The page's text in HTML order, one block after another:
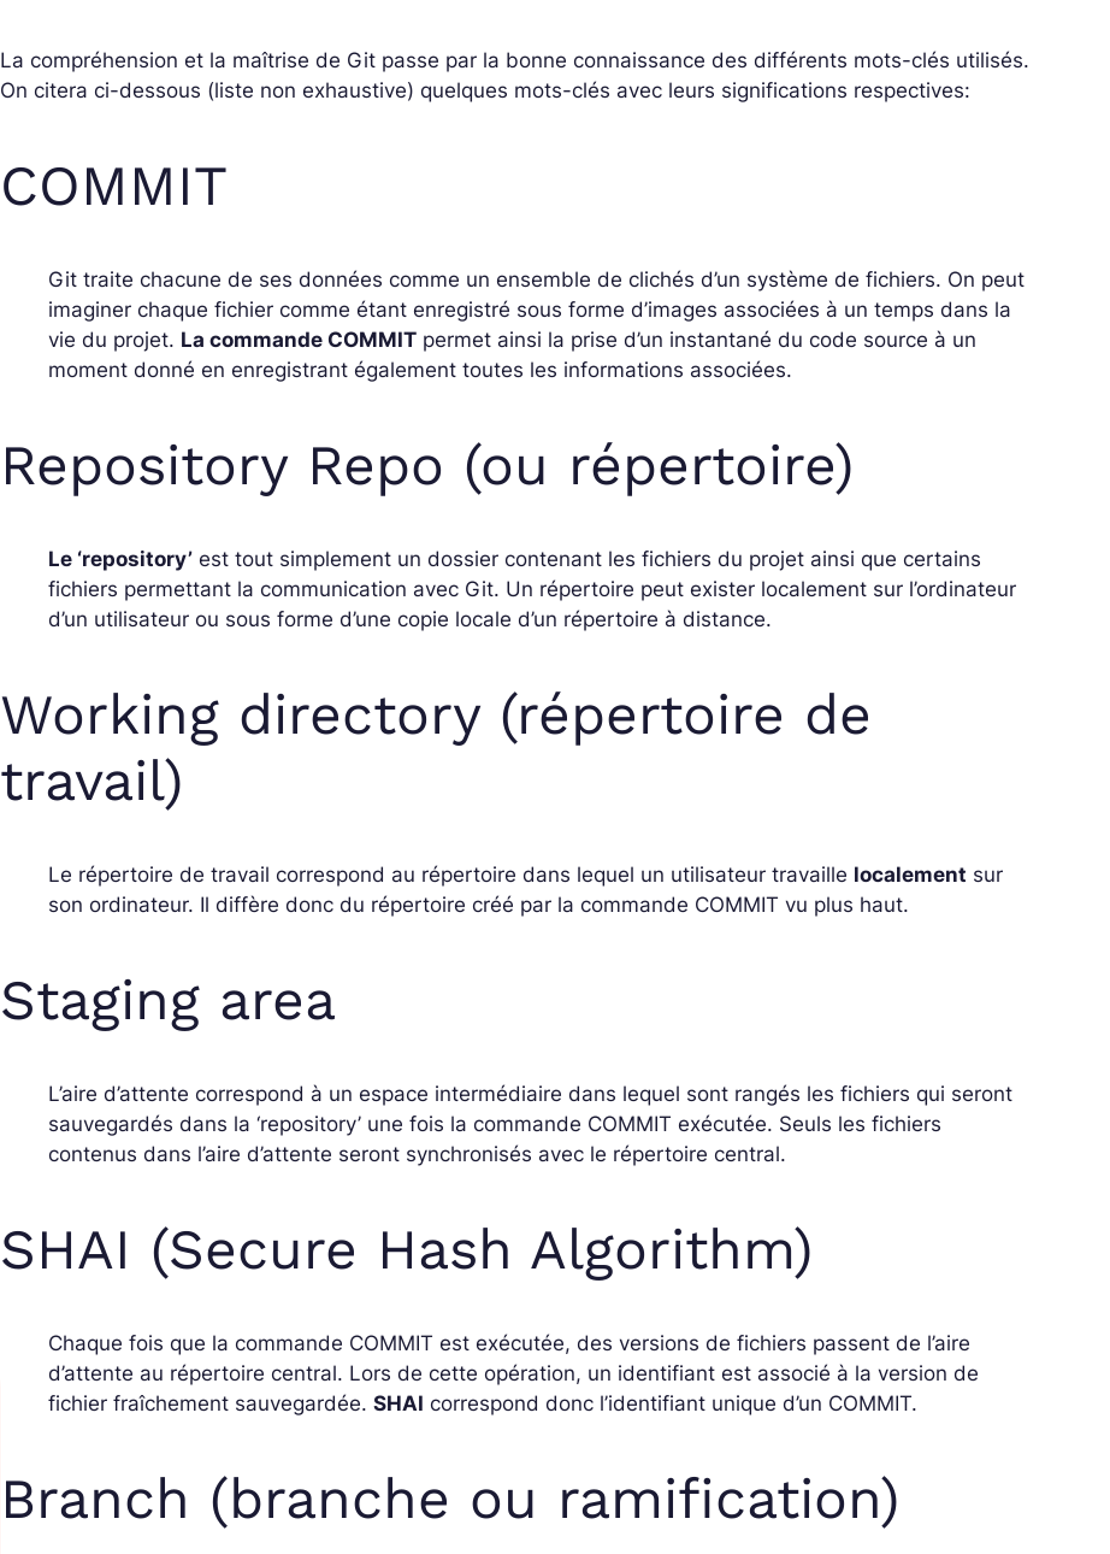
La compréhension et la maîtrise de Git passe par la bonne connaissance des différents mots-clés utilisés.
On citera ci-dessous (liste non exhaustive) quelques mots-clés avec leurs significations respectives:
COMMIT
Git traite chacune de ses données comme un ensemble de clichés d’un système de fichiers. On peut
imaginer chaque fichier comme étant enregistré sous forme d’images associées à un temps dans la
vie du projet. La commande COMMIT permet ainsi la prise d’un instantané du code source à un
moment donné en enregistrant également toutes les informations associées.
Repository Repo (ou répertoire)
Le ‘repository’ est tout simplement un dossier contenant les fichiers du projet ainsi que certains
fichiers permettant la communication avec Git. Un répertoire peut exister localement sur l’ordinateur
d’un utilisateur ou sous forme d’une copie locale d’un répertoire à distance.
Working directory (répertoire de
travail)
Le répertoire de travail correspond au répertoire dans lequel un utilisateur travaille localement sur
son ordinateur. Il diffère donc du répertoire créé par la commande COMMIT vu plus haut.
Staging area
L’aire d’attente correspond à un espace intermédiaire dans lequel sont rangés les fichiers qui seront
sauvegardés dans la ‘repository’ une fois la commande COMMIT exécutée. Seuls les fichiers
contenus dans l’aire d’attente seront synchronisés avec le répertoire central.
SHAI (Secure Hash Algorithm)
Chaque fois que la commande COMMIT est exécutée, des versions de fichiers passent de l’aire
d’attente au répertoire central. Lors de cette opération, un identifiant est associé à la version de
fichier fraîchement sauvegardée.SHAI correspond donc l’identifiant unique d’un COMMIT.
Branch (branche ou ramification)